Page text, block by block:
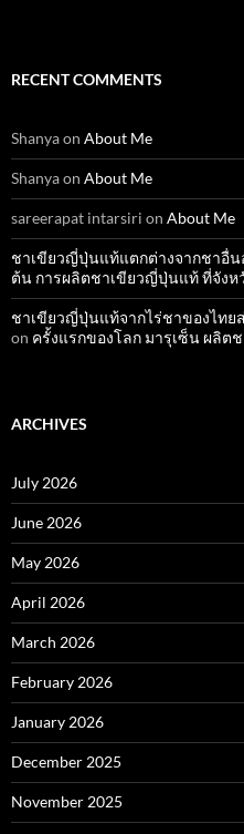
RECENT COMMENTS
Shanyaon About Me
Shanyaon About Me
sareerapat intarsiri on About Me
ชาเขียวญี่ปุ่นแท้แตกต่างจากชาอื่น
ต้น การผลิตชาเขียวญี่ปุ่นแท้ ที่จังห
ชาเขียวญี่ปุ่นแท้จากไร่ชาของไทย
on ครั้งแรกของโลก มารุเซ็น ผลิต
ARCHIVES
July 2026
June 2026
May 2026
April 2026
March 2026
February 2026
January 2026
December 2025
November 2025